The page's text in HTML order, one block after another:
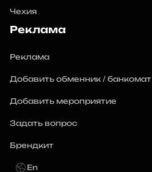
Чехия
Реклама
Реклама
Добавить обменник / банкомат
Добавить мероприятие
Задать вопрос
Брендкит
En